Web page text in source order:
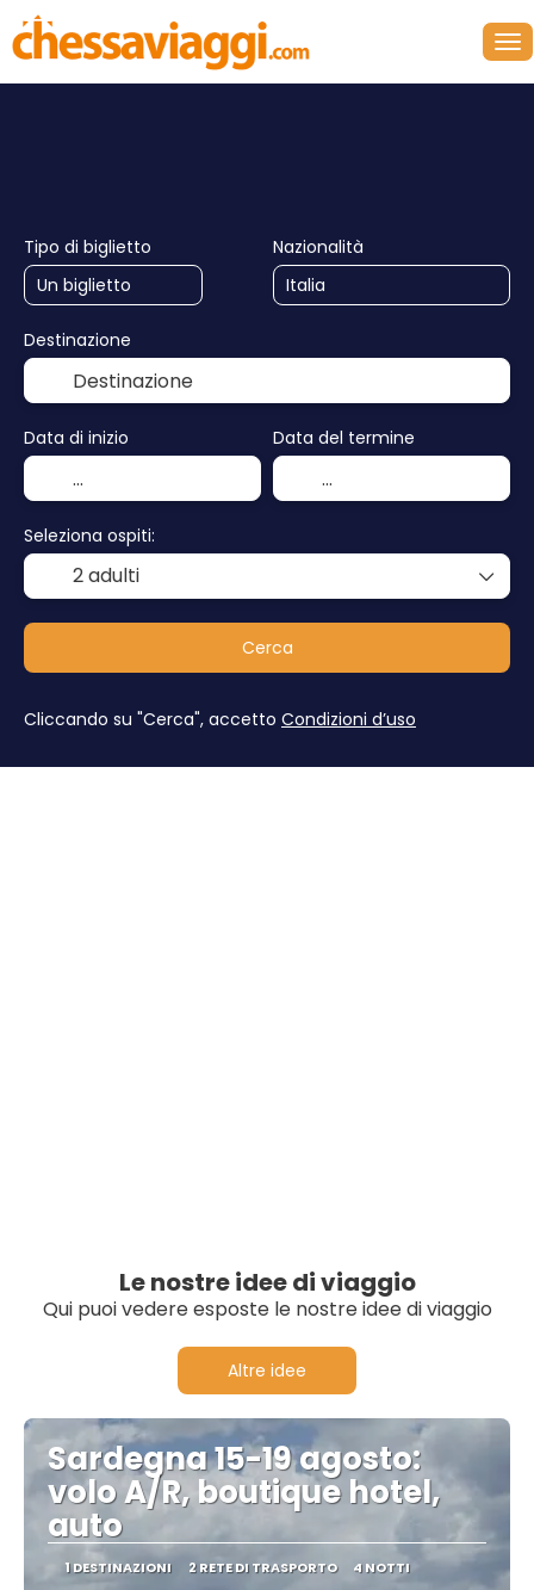
Tipo di biglietto Nazionalità
Destinazione
Data di inizio Data del termine
Seleziona ospiti:
2 adulti
Cerca
Cliccando su "Cerca", accetto Condizioni d’uso
Le nostre idee di viaggio
Qui puoi vedere esposte le nostre idee di viaggio
Altre idee
Sardegna 15-19 agosto:
volo A/R, boutique hotel,
auto
1 DESTINAZIONI 2 RETE DI TRASPORTO 4 NOTTI